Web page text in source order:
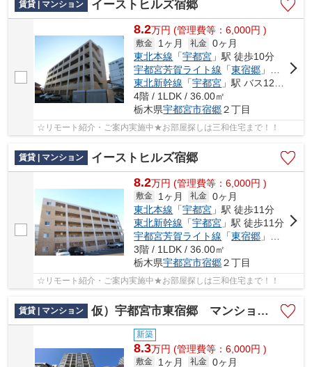
賃貸 | マンション イーストヒルズ宿郷
8.2万円 (管理費等：6,000円 )
敷金 1ヶ月 礼金 0ヶ月
東北本線 「宇都宮 」駅 徒歩10分
宇都宮芳賀ライト線 「東宿郷 」駅 徒歩8分
東北新幹線 「宇都宮 」駅 バス12分 「簗瀬（栃木県）」 停歩3分
4階 / 1LDK / 36.00㎡
栃木県宇都宮市宿郷２丁目
☆リモート紹介・ご案内実施中★お部屋探しは三和住宅まで！！
賃貸 | マンション イーストヒルズ宿郷
8.2万円 (管理費等：6,000円 )
敷金 1ヶ月 礼金 0ヶ月
東北本線 「宇都宮 」駅 徒歩11分
東北新幹線 「宇都宮 」駅 徒歩11分
宇都宮芳賀ライト線 「東宿郷 」駅 徒歩8分
3階 / 1LDK / 36.00㎡
栃木県宇都宮市宿郷２丁目
☆リモート紹介・ご案内実施中★お部屋探しは三和住宅まで！！
賃貸 | マンション 仮）宇都宮市東宿郷 マンション新築工事
新築
8.3万円 (管理費等：6,000円 )
敷金 1ヶ月 礼金 0ヶ月